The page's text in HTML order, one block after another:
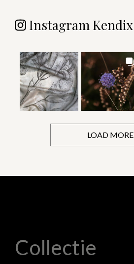
Instagram Kendix
LOAD MORE
Collectie